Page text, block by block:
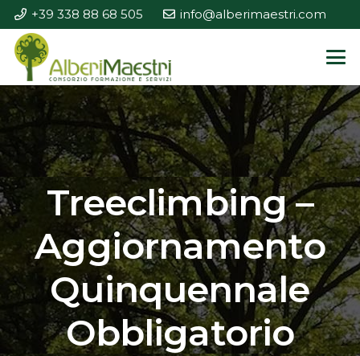
+39 338 88 68 505 info@alberimaestri.com
Treeclimbing –
Aggiornamento
Quinquennale
Obbligatorio